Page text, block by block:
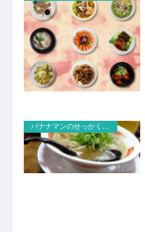
バナナマンのせっかくグルメ